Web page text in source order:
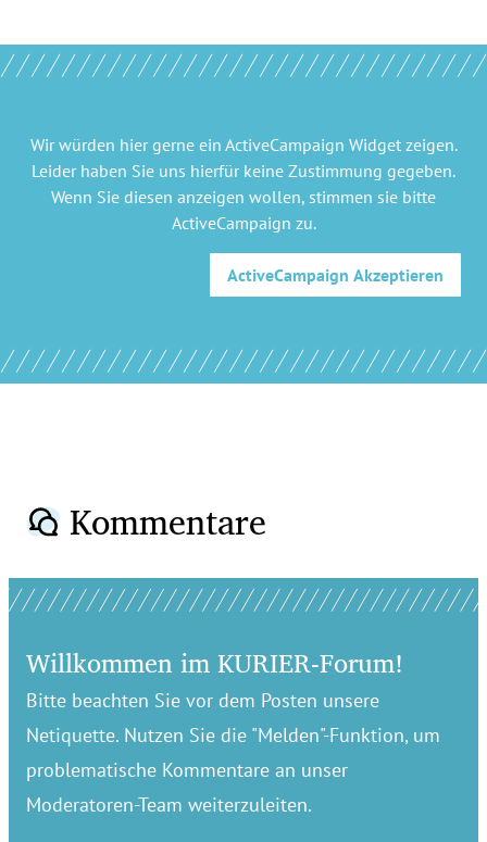
Wir würden hier gerne ein ActiveCampaign Widgetzeigen.
Leider haben Sie uns hierfür keine Zustimmung gegeben.
Wenn Sie diesen anzeigen wollen, stimmen sie bitte
ActiveCampaign zu.
ActiveCampaign Akzeptieren
Kommentare